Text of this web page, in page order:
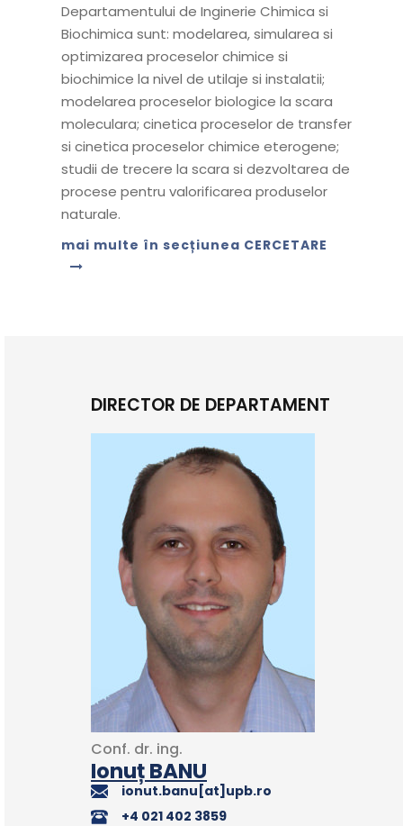
Departamentului de Inginerie Chimica si
Biochimica sunt: modelarea, simularea si
optimizarea proceselor chimice si
biochimice la nivel de utilaje si instalatii;
modelarea proceselor biologice la scara
moleculara; cinetica proceselor de transfer
si cinetica proceselor chimice eterogene;
studii de trecere la scara si dezvoltarea de
procese pentru valorificarea produselor
naturale.
mai multe în secțiunea CERCETARE
DIRECTOR DE DEPARTAMENT
Conf. dr. ing.
Ionuț BANU
ionut.banu[at]upb.ro
+4 021 402 3859